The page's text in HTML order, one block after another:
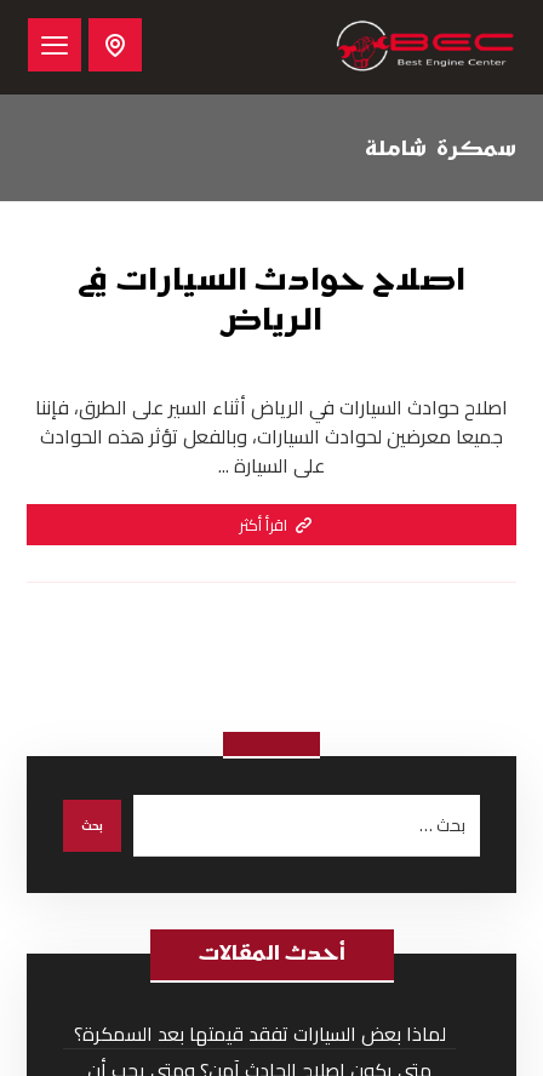
سمكرة شاملة
اصلاح حوادث السيارات في
الرياض
اصلاح حوادث السيارات في الرياض أثناء السير على الطرق، فإننا
جميعا معرضين لحوادث السيارات، وبالفعل تؤثر هذه الحوادث
على السيارة ...
اقرأ أكثر
أحدث المقالات
لماذا بعض السيارات تفقد قيمتها بعد السمكرة؟